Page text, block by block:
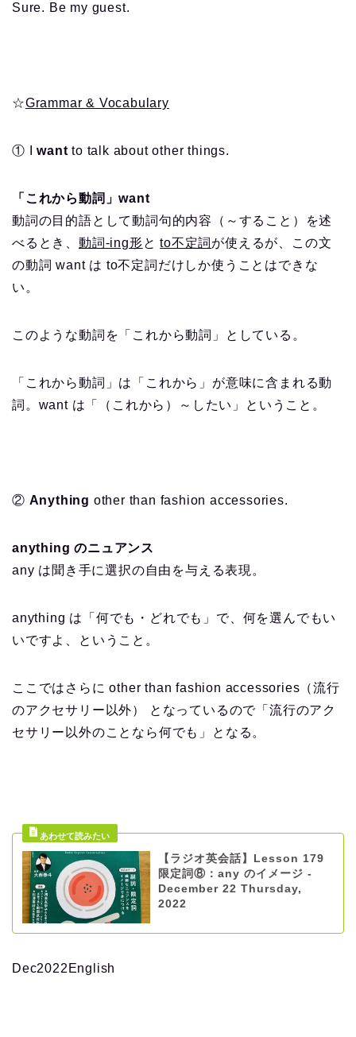
Sure. Be my guest.
☆Grammar & Vocabulary
① Iwant to talk about other things.
「これから動詞」want
動詞の目的語として動詞句的内容（～すること）を述
べるとき、 動詞-ing形とto不定詞 が使えるが、この文
の動詞 want は to不定詞だけしか使うことはできな
い。
このような動詞を「これから動詞」としている。
「これから動詞」は「これから」が意味に含まれる動
詞。want は「（これから）～したい」ということ。
② Anything other than fashion accessories.
anything のニュアンス
any は聞き手に選択の自由を与える表現。
anything は「何でも・どれでも」で、何を選んでもい
いですよ、ということ。
ここではさらに other than fashion accessories（流行
のアクセサリー以外） となっているので「流行のアク
セサリー以外のことなら何でも」となる。
【ラジオ英会話】Lesson 179
限定詞⑧：any のイメージ -
December 22 Thursday,
2022
Dec2022English